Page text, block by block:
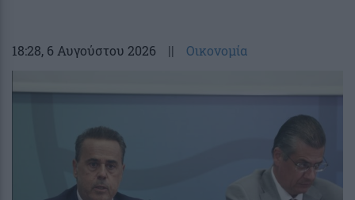
18:28, 6 Αυγούστου 2026 || Οικονομία